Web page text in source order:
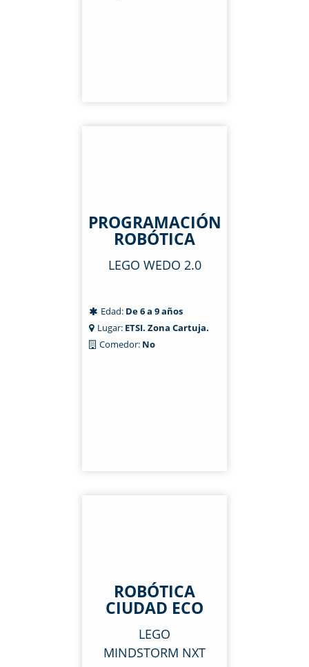
PROGRAMACIÓN
ROBÓTICA
LEGO WEDO 2.0
Edad: De 6 a 9 años
Lugar: ETSI. Zona Cartuja.
Comedor: No
ROBÓTICA
CIUDAD ECO
LEGO
MINDSTORM NXT